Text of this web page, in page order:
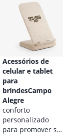
Acessórios de
celular e tablet
para
brindesCampo
Alegre
conforto
personalizado
para promover sua